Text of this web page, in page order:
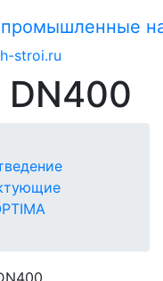
stroi.ru